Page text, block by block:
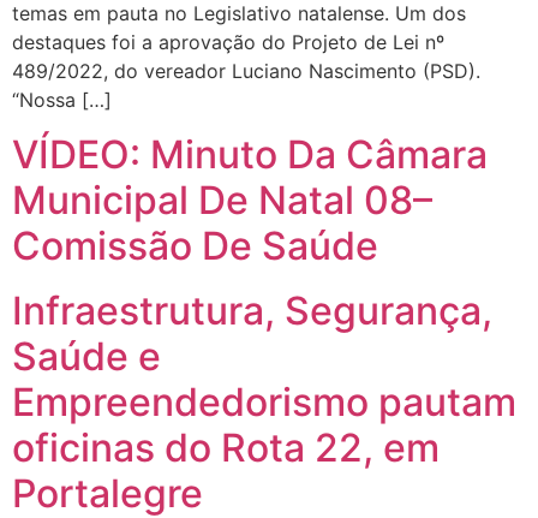
temas em pauta no Legislativo natalense. Um dos
destaques foi a aprovação do Projeto de Lei nº
489/2022, do vereador Luciano Nascimento (PSD).
“Nossa […]
VÍDEO: Minuto Da Câmara
Municipal De Natal 08–
Comissão De Saúde
Infraestrutura, Segurança,
Saúde e
Empreendedorismo pautam
oficinas do Rota 22, em
Portalegre